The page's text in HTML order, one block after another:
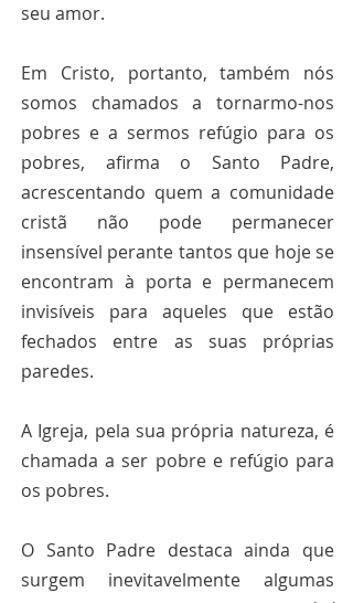
seu amor.
Em Cristo, portanto, também nós
somos chamados a tornarmo-nos
pobres e a sermos refúgio para os
pobres, afirma o Santo Padre,
acrescentando quem a comunidade
cristã não pode permanecer
insensível perante tantos que hoje se
encontram à porta e permanecem
invisíveis para aqueles que estão
fechados entre as suas próprias
paredes.
A Igreja, pela sua própria natureza, é
chamada a ser pobre e refúgio para
os pobres.
O Santo Padre destaca ainda que
surgem inevitavelmente algumas